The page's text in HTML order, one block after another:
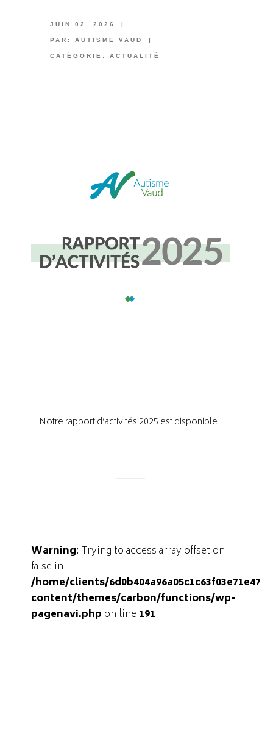
JUIN 02, 2026 |
PAR: AUTISME VAUD |
CATÉGORIE: ACTUALITÉ
Notre rapport d’activités 2025 est disponible !
Warning: Trying to access array offset on
false in
/home/clients/
content/themes/carbon/functions/wp-
pagenavi.php on line 191